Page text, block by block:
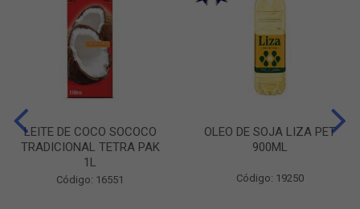
LEITE DE COCO SOCOCO
TRADICIONAL TETRA PAK
1L
Código: 16551
OLEO DE SOJA LIZA PET
900ML
Código: 19250